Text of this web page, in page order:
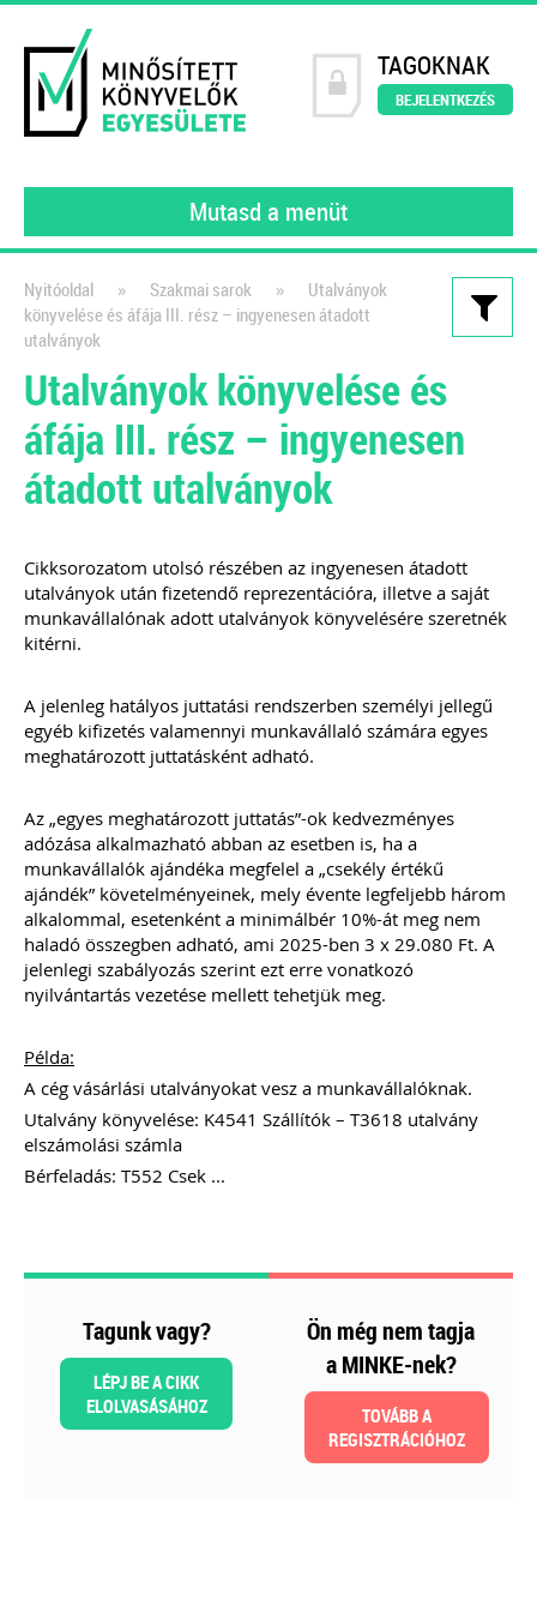
TAGOKNAK
BEJELENTKEZÉS
Mutasd a menüt
Kiadványaink
111 könyvelői kérdés, 111
szakértői válasz III.
gyakorló könyvelőknek
2022
kérdés, egyértelmű válasszal. Célunk
nem a jogszabályok bemásolása,
hanem a valódi segítségnyújtás: a
konkrét kérdésekre határozott válasz
tartalomjegyzékkel mutatunk
betekintést az érintett témakörökbe…
Kiadványunk online (pdf) formában
TAGJAINK INGYENESEN LETÖLTHETIK -
A letöltések menüpont alatt!
Ár: 4700
Tagoknak: ingyenesen
letölthető
MEGRENDELEM
Külföldi gazdálkodó
Nyitóoldal » Szakmai sarok »
Utalványok
könyvelése és áfája III. rész – ingyenesen átadott
utalványok
Utalványok könyvelése és
áfája III. rész – ingyenesen
átadott utalványok
Cikksorozatom utolsó részében az ingyenesen átadott
utalványok után fizetendő reprezentációra, illetve a saját
munkavállalónak adott utalványok könyvelésére szeretnék
kitérni.
A jelenleg hatályos juttatási rendszerben személyi jellegű
egyéb kifizetés valamennyi munkavállaló számára egyes
meghatározott juttatásként adható.
Az „egyes meghatározott juttatás”-ok kedvezményes
adózása alkalmazható abban az esetben is, ha a
munkavállalók ajándéka megfelel a „csekély értékű
ajándék” követelményeinek, mely évente legfeljebb három
alkalommal, esetenként a minimálbér 10%-át meg nem
haladó összegben adható, ami 2025-ben 3 x 29.080 Ft. A
jelenlegi szabályozás szerint ezt erre vonatkozó
nyilvántartás vezetése mellett tehetjük meg.
Példa:
A cég vásárlási utalványokat vesz a munkavállalóknak.
Utalvány könyvelése: K4541 Szállítók – T3618 utalvány
elszámolási számla
Bérfeladás: T552 Csek ...
Tagunk vagy?
LÉPJ BE A CIKK
ELOLVASÁSÁHOZ
Ön még nem tagja
a MINKE-nek?
TOVÁBB A
REGISZTRÁCIÓHOZ